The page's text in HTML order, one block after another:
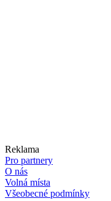
Reklama
Pro partnery
O nás
Volná místa
Všeobecné podmínky